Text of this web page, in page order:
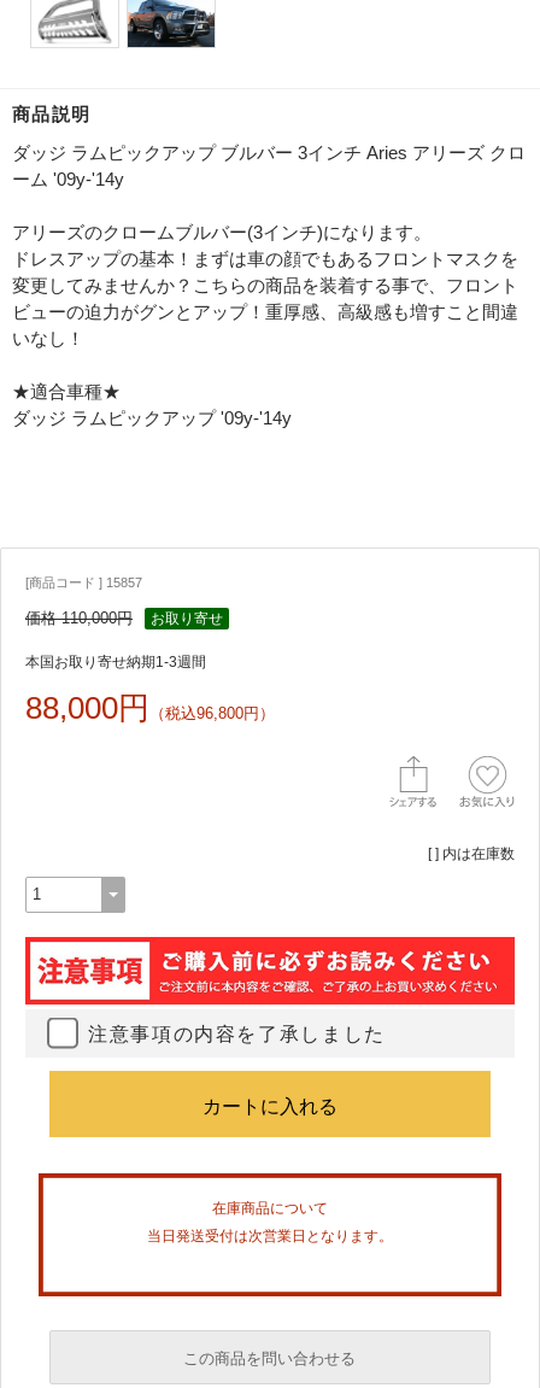
商品説明
ダッジ ラムピックアップ ブルバー 3インチ Aries アリーズ クロ
ーム '09y-'14y
アリーズのクロームブルバー(3インチ)になります。
ドレスアップの基本！まずは車の顔でもあるフロントマスクを
変更してみませんか？こちらの商品を装着する事で、フロント
ビューの迫力がグンとアップ！重厚感、高級感も増すこと間違
いなし！
★適合車種★
ダッジ ラムピックアップ '09y-'14y
[商品コード ] 15857
価格 110,000円 お取り寄せ
本国お取り寄せ納期1-3週間
88,000円 （税込96,800円）
[ ] 内は在庫数
注意事項の内容を了承しました
在庫商品について
当日発送受付は次営業日となります。
この商品を問い合わせる